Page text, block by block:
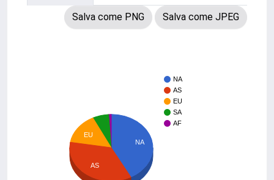
Salva come PNG Salva come JPEG
NA
AS
EU
SA
AF
NA
EU
AS